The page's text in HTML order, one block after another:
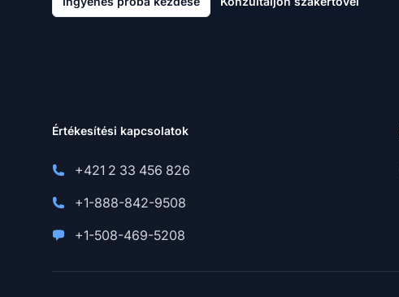
Értékesítési kapcsolatok
+421 2 33 456 826
+1-888-842-9508
+1-508-469-5208